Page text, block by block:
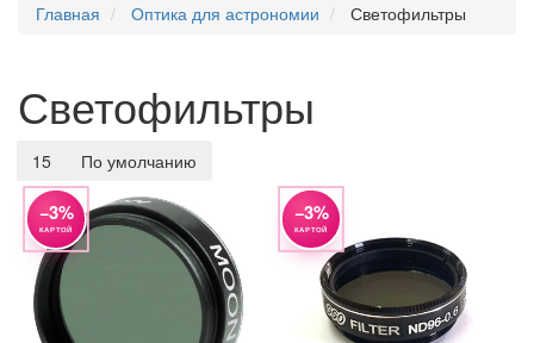
Главная
Оптика для астрономии Светофильтры
Светофильтры
15 По умолчанию
−3%
КАРТОЙ
−3%
КАРТОЙ